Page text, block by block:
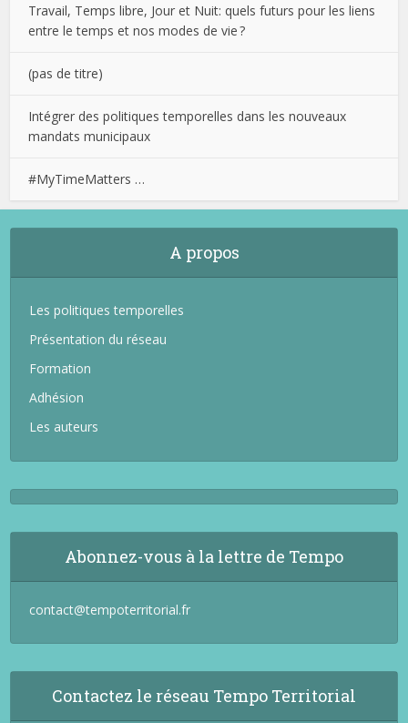
Travail, Temps libre, Jour et Nuit: quels futurs pour les liens
entre le temps et nos modes de vie ?
(pas de titre)
Intégrer des politiques temporelles dans les nouveaux
mandats municipaux
#MyTimeMatters …
A propos
Les politiques temporelles
Présentation du réseau
Formation
Adhésion
Les auteurs
Abonnez-vous à la lettre de Tempo
contact@tempoterritorial.fr
Contactez le réseau Tempo Territorial